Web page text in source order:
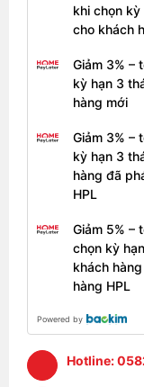
khi chọn kỳ
cho khách
Giảm 3% –
kỳ hạn 3
hàng mới
Giảm 3% –
kỳ hạn 3
hàng đã
HPL
Giảm 5% –
chọn kỳ
khách
hàng HPL
Powered by
Hotline: